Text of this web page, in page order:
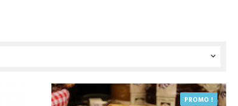

PROMO !